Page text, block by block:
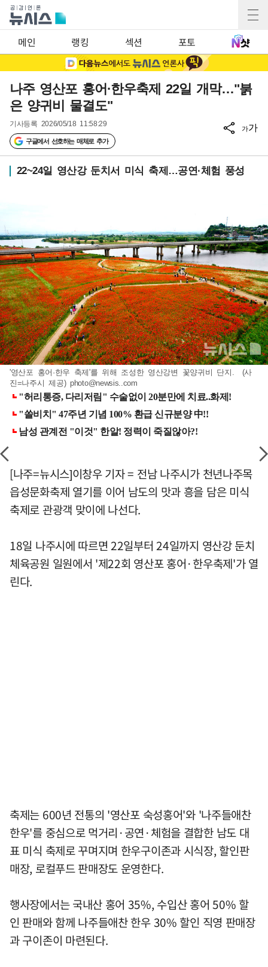
메인 랭킹 섹션 포토
나주 영산포 홍어·한우축제 22일 개막…"붉
은 양귀비 물결도"
기사등록 2026/05/18 11:58:29
구글에서 선호하는 매체로 추가
가가
22~24일 영산강 둔치서 미식 축제…공연·체험 풍성
'영산포 홍어·한우 축제'를 위해 조성한 영산강변 꽃양귀비 단지. (사
진=나주시 제공) photo@newsis..com
[나주=뉴시스]이창우 기자 = 전남 나주시가 천년나주목
읍성문화축제 열기를 이어 남도의 맛과 흥을 담은 미식
축제로 관광객 맞이에 나선다.
18일 나주시에 따르면 22일부터 24일까지 영산강 둔치
체육공원 일원에서 '제22회 영산포 홍어·한우축제'가 열
린다.
축제는 600년 전통의 '영산포 숙성홍어'와 '나주들애찬
한우'를 중심으로 먹거리·공연·체험을 결합한 남도 대
표 미식 축제로 꾸며지며 한우구이존과 시식장, 할인판
매장, 로컬푸드 판매장도 운영한다.
행사장에서는 국내산 홍어 35%, 수입산 홍어 50% 할
인 판매와 함께 나주들애찬 한우 30% 할인 직영 판매장
과 구이존이 마련된다.